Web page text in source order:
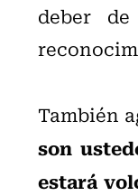
deber
También
son
estará